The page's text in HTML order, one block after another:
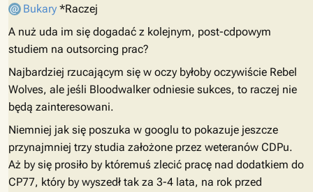
Bukary *Raczej
A nuż uda im się dogadać z kolejnym, post-cdpowym
studiem na outsorcing prac?
Najbardziej rzucającym się w oczy byłoby oczywiście Rebel
Wolves, ale jeśli Bloodwalker odniesie sukces, to raczej nie
będą zainteresowani.
Niemniej jak się poszuka w googlu to pokazuje jeszcze
przynajmniej trzy studia założone przez weteranów CDPu.
Aż by się prosiło by któremuś zlecić pracę nad dodatkiem do
CP77, który by wyszedł tak za 3-4 lata, na rok przed